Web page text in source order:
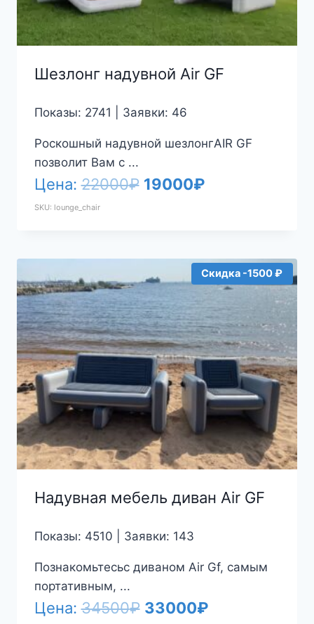
Шезлонг надувной Air GF
Показы: 2741 | Заявки: 46
Роскошный надувной шезлонгAIR GF
позволит Вам с ...
Цена:22000₽ Первоначальная
22000₽.
19000₽Текущая
SKU: lounge_chair
Скидка -1500 ₽
Надувная мебель диван Air GF
Показы: 4510 | Заявки: 143
Познакомьтесьс диваном Air Gf, самым
портативным, ...
Цена:34500₽ Первоначальная
33000₽Текущая